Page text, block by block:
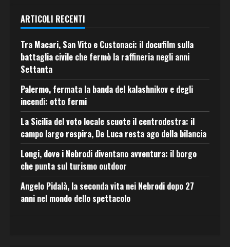
ARTICOLI RECENTI
Tra Macari, San Vito e Custonaci: il docufilm sulla
battaglia civile che fermò la raffineria negli anni
Settanta
Palermo, fermata la banda del kalashnikov e degli
incendi: otto fermi
La Sicilia del voto locale scuote il centrodestra: il
campo largo respira, De Luca resta ago della bilancia
Longi, dove i Nebrodi diventano avventura: il borgo
che punta sul turismo outdoor
Angelo Pidalà, la seconda vita nei Nebrodi dopo 27
anni nel mondo dello spettacolo